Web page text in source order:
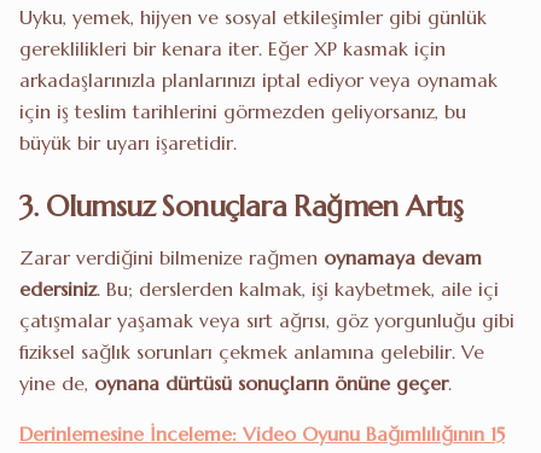
Uyku, yemek, hijyen ve sosyal etkileşimler gibi günlük
gereklilikleri bir kenara iter. Eğer XP kasmak için
arkadaşlarınızla planlarınızı iptal ediyor veya oynamak
için iş teslim tarihlerini görmezden geliyorsanız, bu
büyük bir uyarı işaretidir.
3. Olumsuz Sonuçlara Rağmen Artış
Zarar verdiğini bilmenize rağmen oynamaya devam
edersiniz. Bu; derslerden kalmak, işi kaybetmek, aile içi
çatışmalar yaşamak veya sırt ağrısı, göz yorgunluğu gibi
fiziksel sağlık sorunları çekmek anlamına gelebilir. Ve
yine de, oynana dürtüsü sonuçların önüne geçer.
Derinlemesine İnceleme: Video Oyunu Bağımlılığının 15